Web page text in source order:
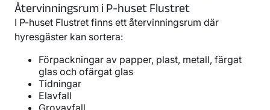
Återvinningsrum i P-huset Flustret
I P-huset Flustret finns ett återvinningsrum där
hyresgäster kan sortera:
Förpackningar av papper, plast, metall, färgat
glas och ofärgat glas
Tidningar
Elavfall
Grovavfall